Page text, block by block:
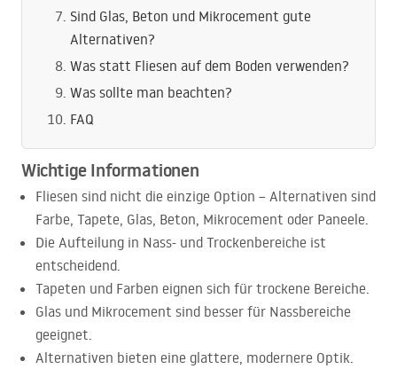
Sind Glas, Beton und Mikrocement gute
Alternativen?
Was statt Fliesen auf dem Boden verwenden?
Was sollte man beachten?
FAQ
Wichtige Informationen
Fliesen sind nicht die einzige Option – Alternativen sind
Farbe, Tapete, Glas, Beton, Mikrocement oder Paneele.
Die Aufteilung in Nass- und Trockenbereiche ist
entscheidend.
Tapeten und Farben eignen sich für trockene Bereiche.
Glas und Mikrocement sind besser für Nassbereiche
geeignet.
Alternativen bieten eine glattere, modernere Optik.